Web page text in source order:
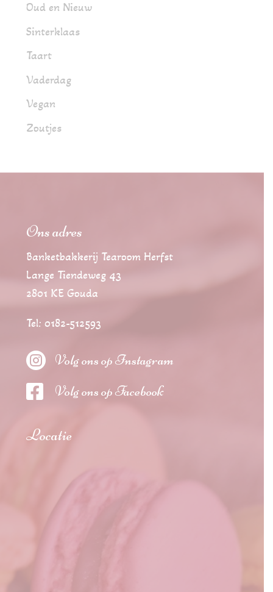
Oud en Nieuw
Sinterklaas
Taart
Vaderdag
Vegan
Zoutjes
Ons adres
Banketbakkerij Tearoom Herfst
Lange Tiendeweg 43
2801 KE Gouda
Tel: 0182-512593
 Volg ons op Instagram
 Volg ons op Facebook
Locatie